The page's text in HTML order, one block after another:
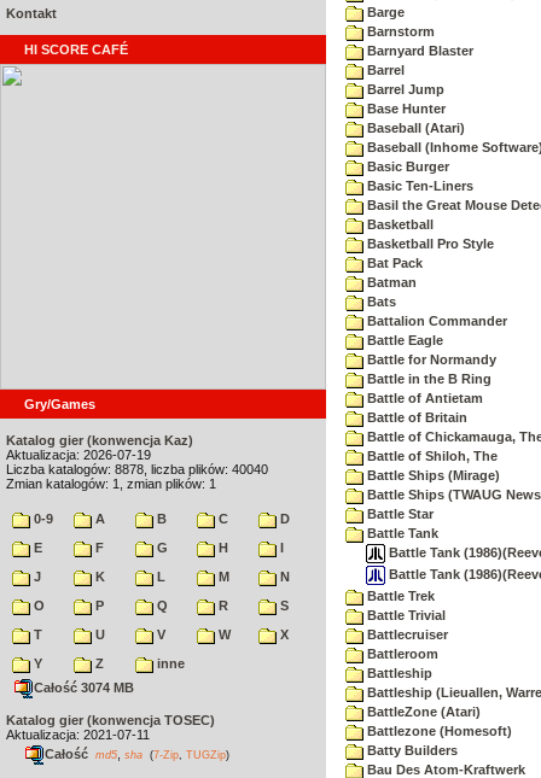
Kontakt
HI SCORE CAFÉ
Gry/Games
Katalog gier (konwencja Kaz)
Aktualizacja: 2026-07-19
Liczba katalogów: 8878, liczba plików: 40040
Zmian katalogów: 1, zmian plików: 1
0-9 A B C
D
E
F G H
I
J
K L M
N
O
P Q R
S
T
U V W
X
Y
Z
inne
Całość 3074 MB
Katalog gier (konwencja TOSEC)
Aktualizacja: 2021-07-11
Całość md5 sha (7-Zip TUGZip)
Barge
Barnstorm
Barnyard Blaster
Barrel
Barrel Jump
Base Hunter
Baseball (Atari)
Baseball (Inhome
Basic Burger
Basic Ten-Liners
Basil the Great Mouse
Basketball
Basketball Pro Style
Bat Pack
Batman
Bats
Battalion Commander
Battle Eagle
Battle for Normandy
Battle in the B Ring
Battle of Antietam
Battle of Britain
Battle of Chickamauga,
Battle of Shiloh, The
Battle Ships (Mirage)
Battle Ships (TWAUG
Battle Star
Battle Tank
Battle Tank
Battle Tank
Battle Trek
Battle Trivial
Battlecruiser
Battleroom
Battleship
Battleship (Lieuallen,
BattleZone (Atari)
Battlezone (Homesoft)
Batty Builders
Bau Des Atom-Kraftwerk